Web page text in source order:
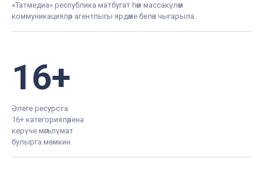
«Татмедиа» республика матбугат һәм массакүләм
коммуникацияләр агентлыгы ярдәме белән чыгарыла.
16+
Әлеге ресурста
16+ категорияләренә
керүче мәгълүмат
булырга мөмкин.